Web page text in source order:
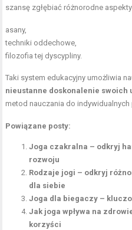
szansę zgłębiać różnorodne
asany,
techniki oddechowe,
filozofia tej dyscypliny.
Taki system edukacyjny umożliwia
nieustanne doskonalenie swoich
metod nauczania do
Powiązane posty:
Joga czakralna – odkryj
rozwoju
Rodzaje jogi – odkryj
dla siebie
Joga dla biegaczy –
Jak joga wpływa na
korzyści